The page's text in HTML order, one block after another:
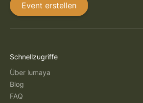
Event erstellen
Schnellzugriffe
Über lumaya
Blog
FAQ